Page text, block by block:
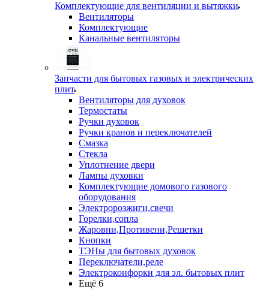
Комплектующие для вентиляции и вытяжки
Вентиляторы
Комплектующие
Канальные вентиляторы
Запчасти для бытовых газовых и электрических
плит
Вентиляторы для духовок
Термостаты
Ручки духовок
Ручки кранов и переключателей
Смазка
Стекла
Уплотнение двери
Лампы духовки
Комплектующие домового газового
оборудования
Электророзжиги,свечи
Горелки,сопла
Жаровни,Противени,Решетки
Кнопки
ТЭНы для бытовых духовок
Переключатели,реле
Электроконфорки для эл. бытовых плит
Ещё 6